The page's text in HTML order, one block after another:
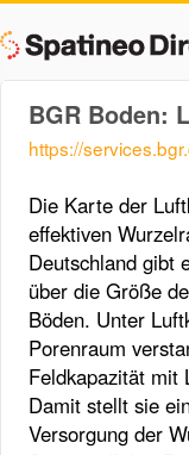
BGR Boden:
https://
Die Karte der
effektiven
Deutschland gibt
über die Größe
Böden. Unter
Porenraum
Feldkapazität mit
Damit stellt sie
Versorgung der